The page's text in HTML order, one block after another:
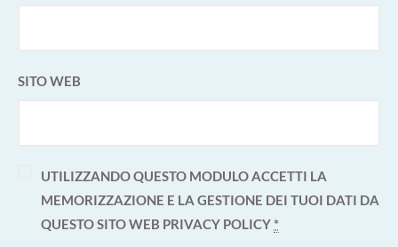
SITO WEB
UTILIZZANDO QUESTO MODULO ACCETTI LA
MEMORIZZAZIONE E LA GESTIONE DEI TUOI DATI DA
QUESTO SITO WEB PRIVACY POLICY*